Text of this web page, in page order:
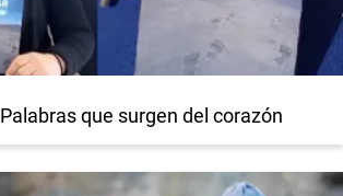
Palabras que surgen del corazón